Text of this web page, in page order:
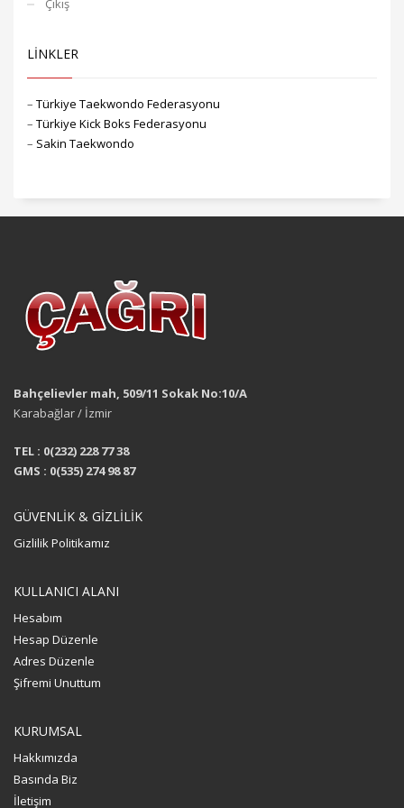
Çıkış
LİNKLER
– Türkiye Taekwondo Federasyonu
– Türkiye Kick Boks Federasyonu
– Sakin Taekwondo
Bahçelievler mah, 509/11 Sokak No:10/A
Karabağlar / İzmir
TEL : 0(232) 228 77 38
GMS : 0(535) 274 98 87
GÜVENLİK & GİZLİLİK
Gizlilik Politikamız
KULLANICI ALANI
Hesabım
Hesap Düzenle
Adres Düzenle
Şifremi Unuttum
KURUMSAL
Hakkımızda
Basında Biz
İletişim